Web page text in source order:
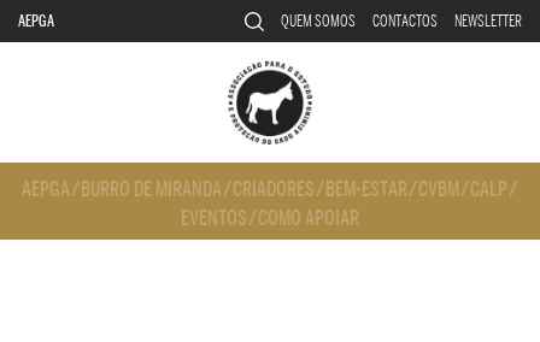
AEPGA QUEM SOMOS CONTACTOS NEWSLETTER
AEPGA/ BURRO DE MIRANDA/CRIADORES/ BEM-ESTAR/CVBM/CALP/
EVENTOS/COMO APOIAR